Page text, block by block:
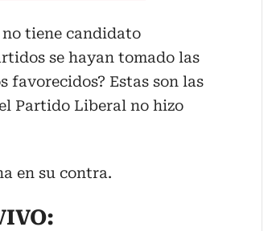
no tiene candidato
se hayan tomado las
favorecidos? Estas son las
Partido Liberal no hizo
en su contra.